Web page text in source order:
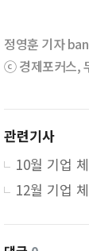
정영훈 기자
ⓒ 경제포커스,
관련기사